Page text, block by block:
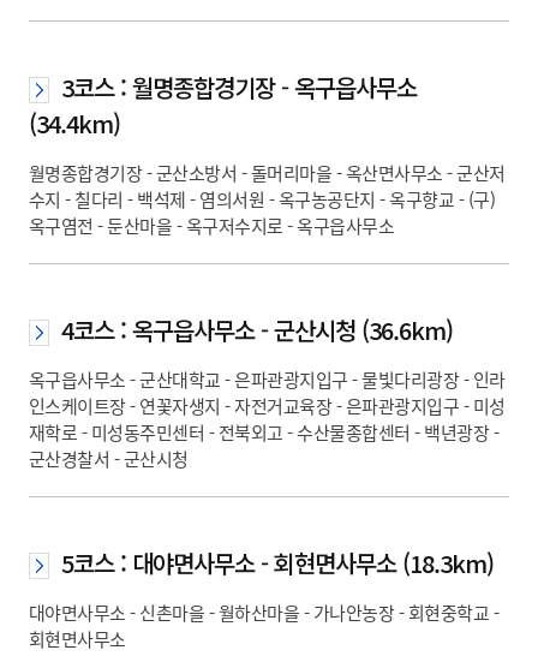
3코스 : 월명종합경기장 - 옥구읍사무소
(34.4km)
월명종합경기장 - 군산소방서 - 돌머리마을 - 옥산면사무소 - 군산저
수지 - 칠다리 - 백석제 - 염의서원 - 옥구농공단지 - 옥구향교 - (구)
옥구염전 - 둔산마을 - 옥구저수지로 - 옥구읍사무소
4코스 : 옥구읍사무소 - 군산시청 (36.6km)
옥구읍사무소 - 군산대학교 - 은파관광지입구 - 물빛다리광장 - 인라
인스케이트장 - 연꽃자생지 - 자전거교육장 - 은파관광지입구 - 미성
재학로 - 미성동주민센터 - 전북외고 - 수산물종합센터 - 백년광장 -
군산경찰서 - 군산시청
5코스 : 대야면사무소 - 회현면사무소 (18.3km)
대야면사무소 - 신촌마을 - 월하산마을 - 가나안농장 - 회현중학교 -
회현면사무소